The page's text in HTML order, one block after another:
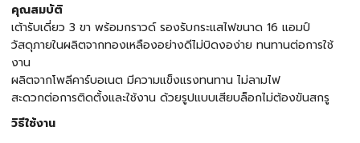
คุณสมบัติ
เต้ารับเดี่ยว 3 ขา พร้อมกราวด์ รองรับกระแสไฟขนาด 16 แอมป์
วัสดุภายในผลิตจากทองเหลืองอย่างดีไม่บิดงอง่าย ทนทานต่อการใช้
งาน
ผลิตจากโพลีคาร์บอเนต มีความแข็งแรงทนทาน ไม่ลามไฟ
สะดวกต่อการติดตั้งและใช้งาน ด้วยรูปแบบเสียบล็อกไม่ต้องขันสกรู
วิธีใช้งาน